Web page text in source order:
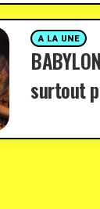
A LA UNE
surtout